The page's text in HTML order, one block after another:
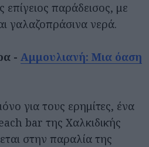
επίγειος παράδεισος, με
γαλαζοπράσινα νερά.
- Αμμουλιανή: Μια όαση
για τους ερημίτες, ένα
bar της Χαλκιδικής
στην παραλία της